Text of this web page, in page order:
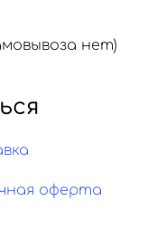
нет)
оферта